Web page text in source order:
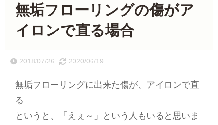
無垢フローリングの傷がア
イロンで直る場合
2018/07/26 2020/06/19
無垢フローリングに出来た傷が、アイロンで直
る
というと、「えぇ～」という人もいると思いま